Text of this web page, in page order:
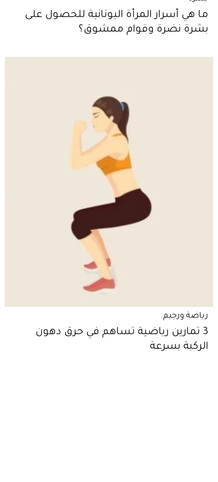
ما هي أسرار المرأة اليونانية للحصول على
بشرة نضرة وقوام ممشوق؟
رياضة ورجيم
3 تمارين رياضية تساهم في حرق دهون
الركبة بسرعة